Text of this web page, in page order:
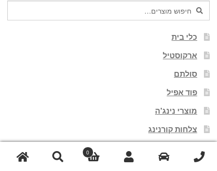
חיפוש
עבור:
חיפוש
כלי בית
ארקוסטיל
סולתם
פוד אפיל
מוצרי נינג'ה
צלחות קורנינג
מתכוני גולשים ולקוחות
0